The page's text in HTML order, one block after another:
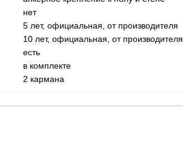
нет
5 лет, официальная, от производителя
10 лет, официальная, от производителя
есть
в комплекте
2 кармана